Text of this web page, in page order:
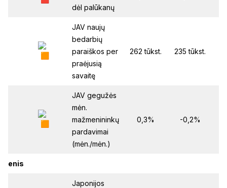
dėl palūkanų
JAV naujų
bedarbių
paraiškos per
praėjusią
savaitę
262 tūkst. 235 tūkst.
JAV gegužės
mėn.
mažmenininkų
pardavimai
(mėn./mėn.)
0,3% -0,2%
Japonijos